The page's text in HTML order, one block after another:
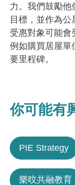
力。我們鼓勵他
目標，並作為
受惠對象可能會
例如購買居屋單
要里程碑。
你可能有
PIE Strategy
樂旼共融教育